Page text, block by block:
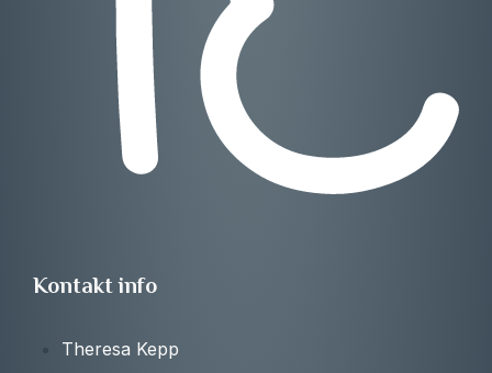
Kontakt info
Theresa Kepp